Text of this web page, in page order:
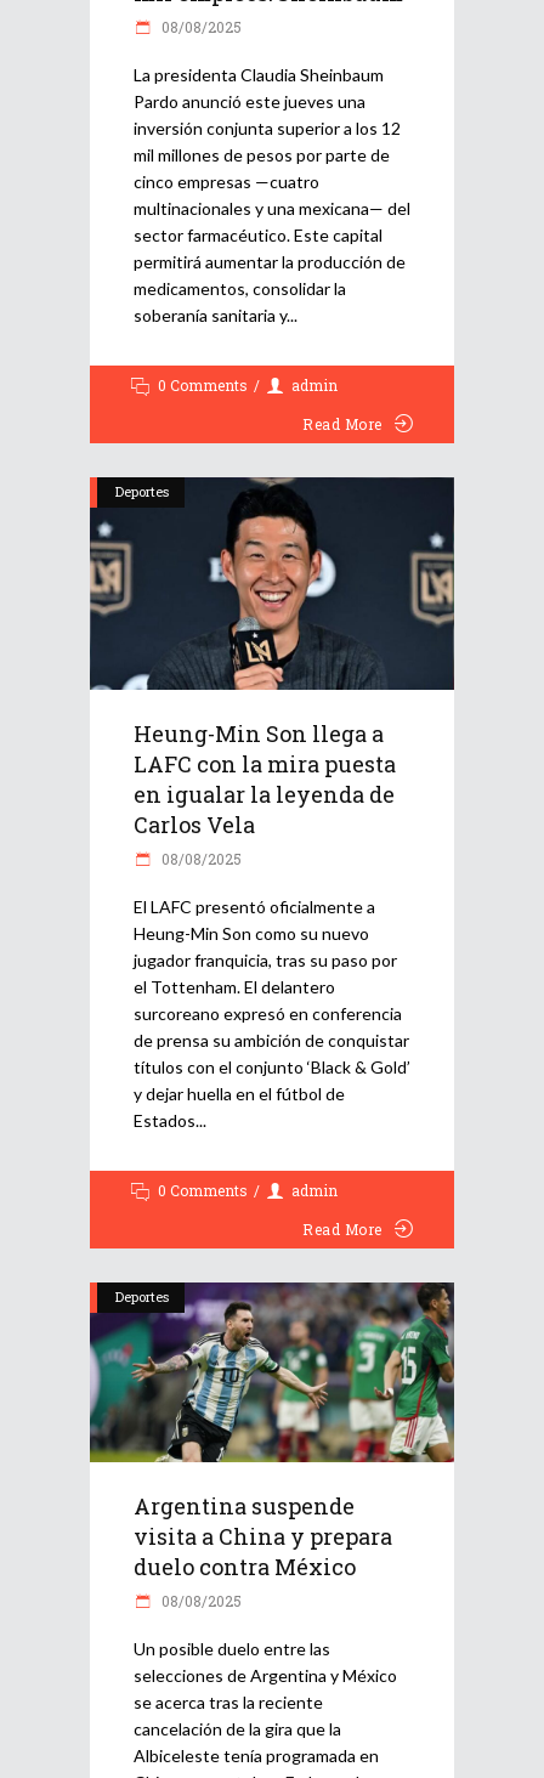
08/08/2025
La presidenta Claudia Sheinbaum
Pardo anunció este jueves una
inversión conjunta superior a los 12
mil millones de pesos por parte de
cinco empresas —cuatro
multinacionales y una mexicana— del
sector farmacéutico. Este capital
permitirá aumentar la producción de
medicamentos, consolidar la
soberanía sanitaria y
0 Comments
admin
Read More
Deportes
Heung-Min Son llega a
LAFC con la mira puesta
en igualar la leyenda de
Carlos Vela
08/08/2025
El LAFC presentó oficialmente a
Heung-Min Son como su nuevo
jugador franquicia, tras su paso por
el Tottenham. El delantero
surcoreano expresó en conferencia
de prensa su ambición de conquistar
títulos con el conjunto ‘Black & Gold’
y dejar huella en el fútbol de
Estados
0 Comments
admin
Read More
Deportes
Argentina suspende
visita a China y prepara
duelo contra México
08/08/2025
Un posible duelo entre las
selecciones de Argentina y México
se acerca tras la reciente
cancelación de la gira que la
Albiceleste tenía programada en